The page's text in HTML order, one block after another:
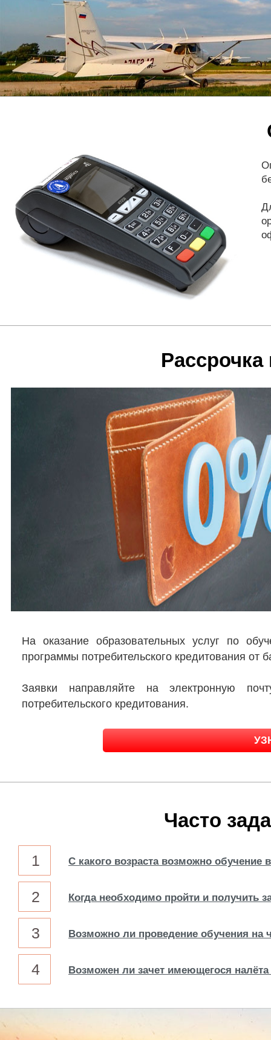
Рассрочка
На оказание образовательных услуг по
программы потребительского кредитования от
Заявки направляйте на электронную
потребительского кредитования.
Часто
1 С какого возраста возможно обучение
2 Когда необходимо пройти и получить
3 Возможно ли проведение обучения на
4 Возможен ли зачет имеющегося